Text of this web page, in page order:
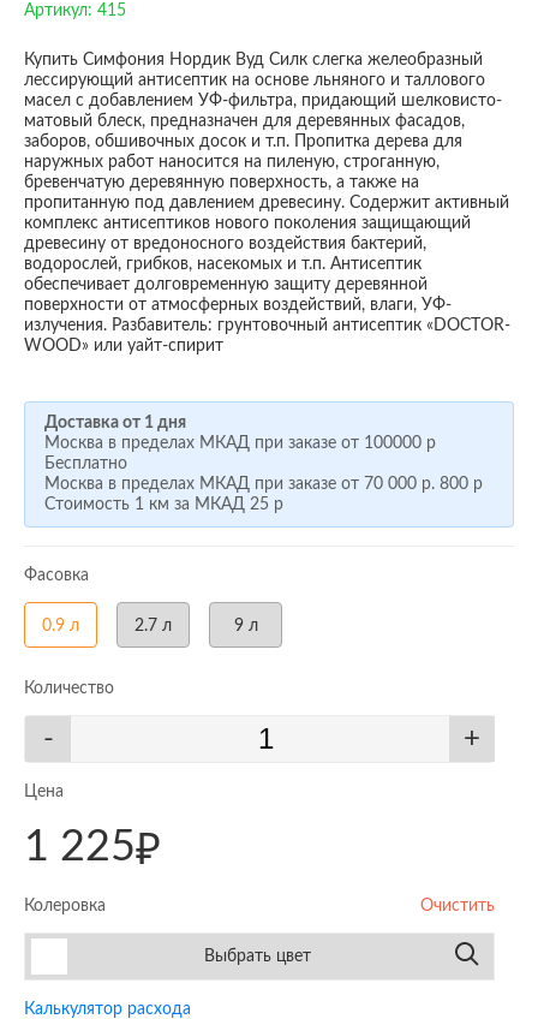
Артикул: 415
Купить Симфония Нордик Вуд Силк слегка желеобразный
лессирующий антисептик на основе льняного и таллового
масел с добавлением УФ-фильтра, придающий шелковисто-
матовый блеск, предназначен для деревянных фасадов,
заборов, обшивочных досок и т.п. Пропитка дерева для
наружных работ наносится на пиленую, строганную,
бревенчатую деревянную поверхность, а также на
пропитанную под давлением древесину. Содержит активный
комплекс антисептиков нового поколения защищающий
древесину от вредоносного воздействия бактерий,
водорослей, грибков, насекомых и т.п. Антисептик
обеспечивает долговременную защиту деревянной
поверхности от атмосферных воздействий, влаги, УФ-
излучения. Разбавитель: грунтовочный антисептик «DOCTOR-
WOOD» или уайт-спирит
Доставка от 1 дня
Москва в пределах МКАД при заказе от 100000 р
Бесплатно
Москва в пределах МКАД при заказе от 70 000 р. 800 р
Стоимость 1 км за МКАД 25 р
Фасовка
0.9 л 2.7 л 9 л
Количество
- +
Цена
1 225₽
Колеровка Очистить
Выбрать цвет
Калькулятор расхода